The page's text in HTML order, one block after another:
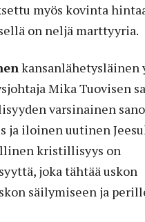
myös kovinta
on neljä marttyyria.
kansanlähetysläinen
Mika Tuovisen
varsinainen
ja iloinen uutinen
kristillisyys on
joka tähtää uskon
säilymiseen ja